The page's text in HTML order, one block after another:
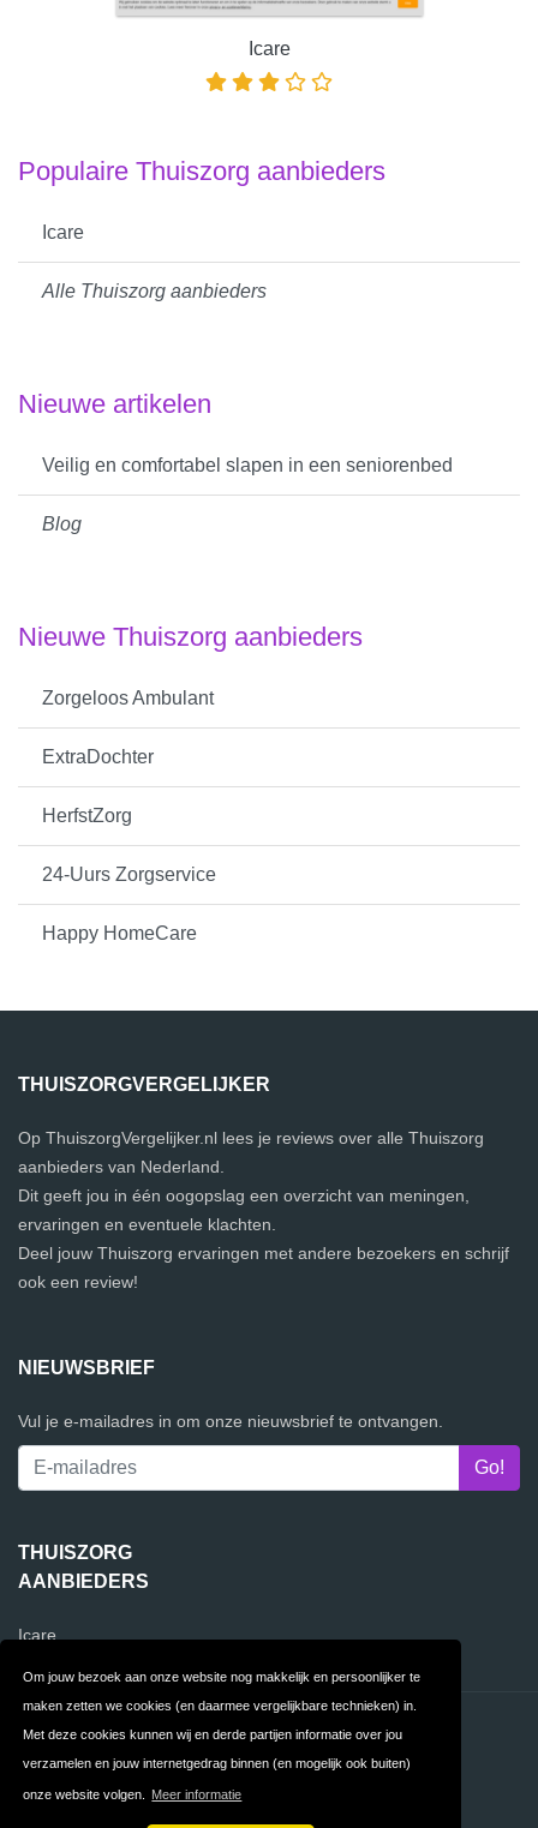
Om jouw bezoek aan onze website nog makkelijk en persoonlijker te
maken zetten we cookies (en daarmee vergelijkbare technieken) in.
Met deze cookies kunnen wij en derde partijen informatie over jou
verzamelen en jouw internetgedrag binnen (en mogelijk ook buiten)
onze website volgen. Meer informatie
Icare
Populaire Thuiszorg aanbieders
Icare
Alle Thuiszorg aanbieders
Nieuwe artikelen
Veilig en comfortabel slapen in een seniorenbed
Blog
Nieuwe Thuiszorg aanbieders
Zorgeloos Ambulant
ExtraDochter
HerfstZorg
24-Uurs Zorgservice
Happy HomeCare
THUISZORGVERGELIJKER
Op ThuiszorgVergelijker.nl lees je reviews over alle Thuiszorg
aanbieders van Nederland.
Dit geeft jou in één oogopslag een overzicht van meningen,
ervaringen en eventuele klachten.
Deel jouw Thuiszorg ervaringen met andere bezoekers en schrijf
ook een review!
NIEUWSBRIEF
Vul je e-mailadres in om onze nieuwsbrief te ontvangen.
THUISZORG
AANBIEDERS
Icare
Contact Privacy
Algemene FAQ